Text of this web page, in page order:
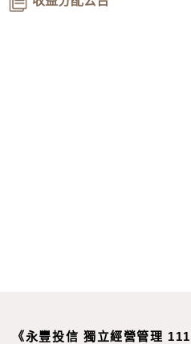
《永豐投信 獨立經營管理